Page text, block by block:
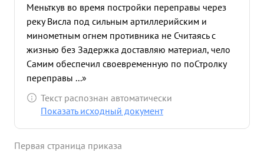
Меньткув во время постройки переправы через
реку Висла под сильным артиллерийским и
минометным огнем противника не Считаясь с
жизнью без Задержка доставляю материал, чело
Самим обеспечил своевременную по поСтролку
переправы ...»
Текст распознан автоматически
Показать исходный документ
Первая страница приказа